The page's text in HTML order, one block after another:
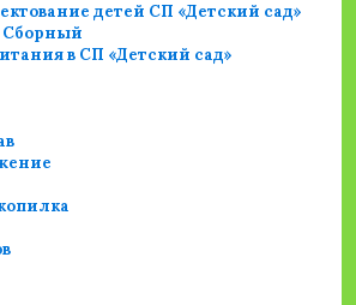
детей СП «Детский сад»
в СП «Детский сад»